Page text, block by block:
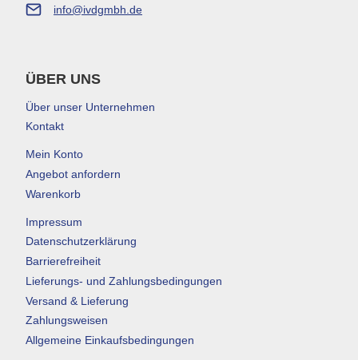
info@ivdgmbh.de
ÜBER UNS
Über unser Unternehmen
Kontakt
Mein Konto
Angebot anfordern
Warenkorb
Impressum
Datenschutzerklärung
Barrierefreiheit
Lieferungs- und Zahlungsbedingungen
Versand & Lieferung
Zahlungsweisen
Allgemeine Einkaufsbedingungen